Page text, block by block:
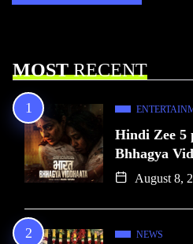
MOSTRECENT
Hindi Zee 5
Bhhagya
August 8,
NEWS